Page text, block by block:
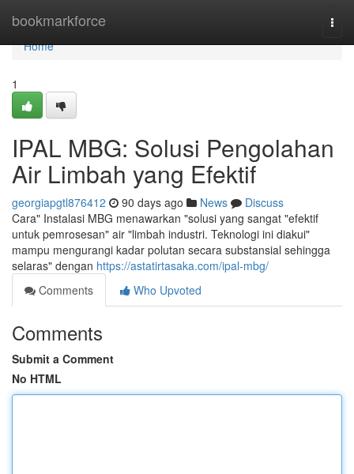
bookmarkforce
Home
Home
1
IPAL MBG: Solusi Pengolahan
Air Limbah yang Efektif
georgiapgtl876412 90 days ago News
Discuss
Cara" Instalasi MBG menawarkan "solusi yang sangat "efektif
untuk pemrosesan" air "limbah industri. Teknologi ini diakui"
mampu mengurangi kadar polutan secara substansial sehingga
selaras" dengan https://astatirtasaka.com/ipal-mbg/
Comments
Who Upvoted
Comments
Submit a Comment
No HTML